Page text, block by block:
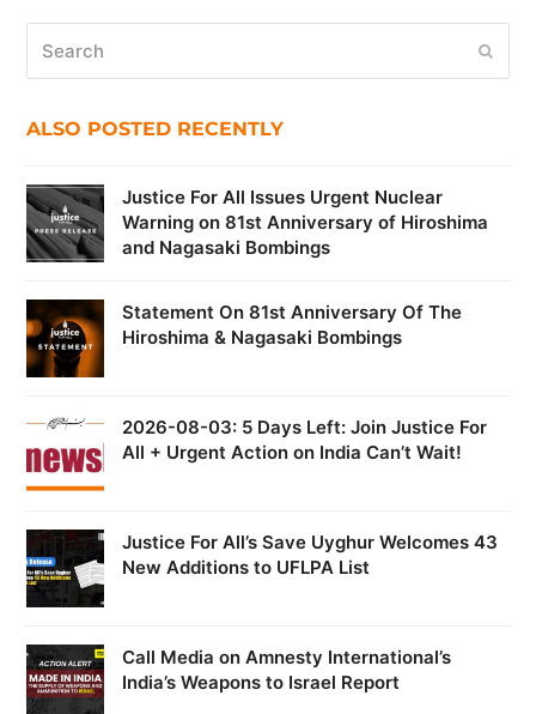
ALSO POSTED RECENTLY
Justice For All Issues Urgent Nuclear
Warning on 81st Anniversary of Hiroshima
and Nagasaki Bombings
Statement On 81st Anniversary Of The
Hiroshima & Nagasaki Bombings
2026-08-03: 5 Days Left: Join Justice For
All + Urgent Action on India Can’t Wait!
Justice For All’s Save Uyghur Welcomes 43
New Additions to UFLPA List
Call Media on Amnesty International’s
India’s Weapons to Israel Report